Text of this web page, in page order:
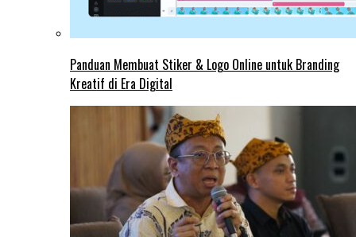
Panduan Membuat Stiker & Logo Online untuk Branding
Kreatif di Era Digital